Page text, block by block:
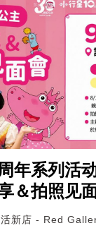
年系列活
＆拍照见
活新店 - Red